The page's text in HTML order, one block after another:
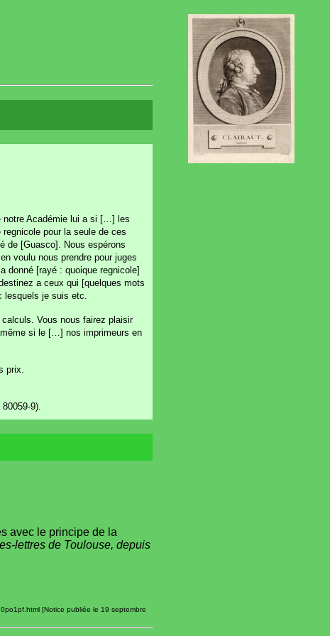
notre Académie lui a si […] les
regnicole pour la seule de ces
de [Guasco]. Nous espérons
voulu nous prendre pour juges
donné [rayé : quoique regnicole]
a ceux qui [quelques mots
je suis etc.
Vous nous fairez plaisir
si le […] nos imprimeurs en
prix.
9).
avec le principe de la
lettres de Toulouse, depuis
[Notice publiée le 19 septembre